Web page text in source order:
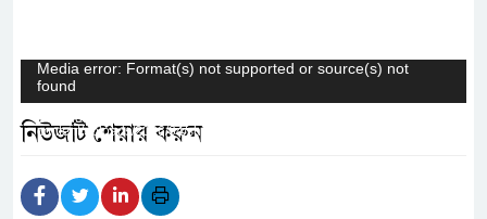
Video
Player
Media error: Format(s) not supported or source(s) not
found
Download File: https://www.shatmakantha.com/wp-
content/uploads/2026/04/shatma-add-v.mp4?_=1
নিউজটি শেয়ার করুন